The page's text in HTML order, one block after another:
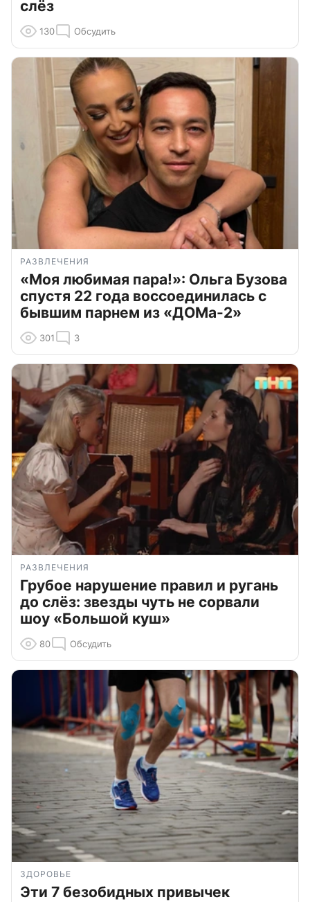
слёз
130 Обсудить
РАЗВЛЕЧЕНИЯ
«Моя любимая пара!»: Ольга Бузова
спустя 22 года воссоединилась с
бывшим парнем из «ДОМа-2»
301 3
РАЗВЛЕЧЕНИЯ
Грубое нарушение правил и ругань
до слёз: звезды чуть не сорвали
шоу «Большой куш»
80 Обсудить
ЗДОРОВЬЕ
Эти 7 безобидных привычек